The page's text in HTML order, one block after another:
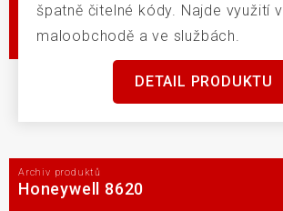
špatně čitelné kódy. Najde využití v
maloobchodě a ve službách.
DETAIL PRODUKTU
Archiv produktů
Honeywell 8620